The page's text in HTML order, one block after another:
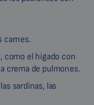
carnes.
como el hígado con
crema de pulmones.
sardinas, las